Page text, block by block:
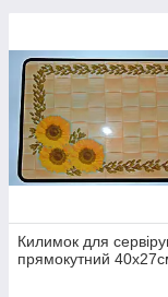
Килимок для
прямокутний